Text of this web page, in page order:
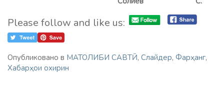
Please follow and like us:
Опубликовано в МАТОЛИБИ САВТӢ, Слайдер, Фарҳанг,
Хабарҳои охирин